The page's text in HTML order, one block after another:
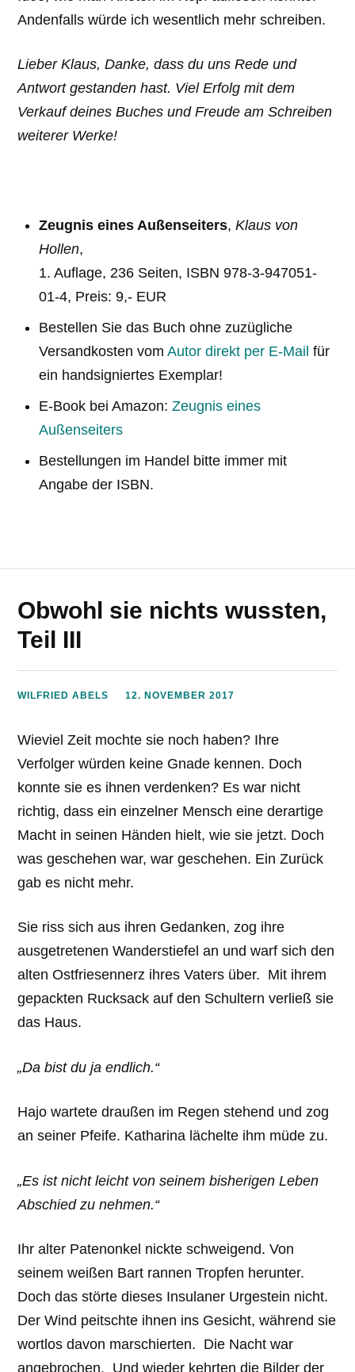
Andenfalls würde ich wesentlich mehr schreiben.
Lieber Klaus, Danke, dass du uns Rede und
Antwort gestanden hast. Viel Erfolg mit dem
Verkauf deines Buches und Freude am Schreiben
weiterer Werke!
Zeugnis eines Außenseiters, Klaus von
Hollen,
1. Auflage, 236 Seiten, ISBN 978-3-947051-
01-4, Preis: 9,- EUR
Bestellen Sie das Buch ohne zuzügliche
Versandkosten vom Autor direkt per E-Mail für
ein handsigniertes Exemplar!
E-Book bei Amazon: Zeugnis eines
Außenseiters
Bestellungen im Handel bitte immer mit
Angabe der ISBN.
Obwohl sie nichts wussten,
Teil III
WILFRIED ABELS 12. NOVEMBER 2017
Wieviel Zeit mochte sie noch haben? Ihre
Verfolger würden keine Gnade kennen. Doch
konnte sie es ihnen verdenken? Es war nicht
richtig, dass ein einzelner Mensch eine derartige
Macht in seinen Händen hielt, wie sie jetzt. Doch
was geschehen war, war geschehen. Ein Zurück
gab es nicht mehr.
Sie riss sich aus ihren Gedanken, zog ihre
ausgetretenen Wanderstiefel an und warf sich den
alten Ostfriesennerz ihres Vaters über. Mit ihrem
gepackten Rucksack auf den Schultern verließ sie
das Haus.
„Da bist du ja endlich.“
Hajo wartete draußen im Regen stehend und zog
an seiner Pfeife. Katharina lächelte ihm müde zu.
„Es ist nicht leicht von seinem bisherigen Leben
Abschied zu nehmen.“
Ihr alter Patenonkel nickte schweigend. Von
seinem weißen Bart rannen Tropfen herunter.
Doch das störte dieses Insulaner Urgestein nicht.
Der Wind peitschte ihnen ins Gesicht, während sie
wortlos davon marschierten. Die Nacht war
angebrochen. Und wieder kehrten die Bilder der